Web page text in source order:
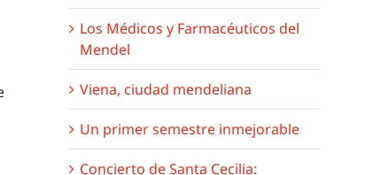
Los Médicos y Farmacéuticos del
Mendel
Viena, ciudad mendeliana
Un primer semestre inmejorable
Concierto de Santa Cecilia: